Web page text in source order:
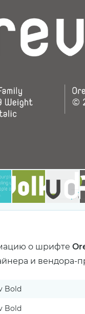
о шрифте
и вендора-
Bold
Bold